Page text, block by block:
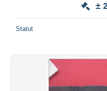
Prix
Livraison gratuite
Méthodes de paiement
±
Statut